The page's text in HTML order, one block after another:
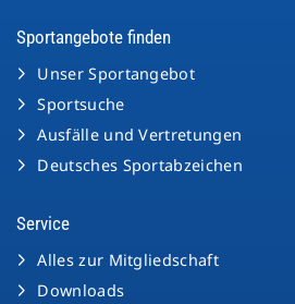
Sportangebote finden
Unser Sportangebot
Sportsuche
Ausfälle und Vertretungen
Deutsches Sportabzeichen
Service
Alles zur Mitgliedschaft
Downloads